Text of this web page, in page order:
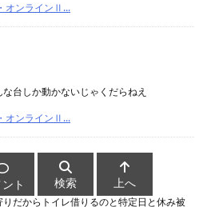
オンラインⅡ...
台しか動かないじゃくだらねえ
オンラインⅡ...
だからトイレ借りるのと特定日と休み被
ト 検索 上へ